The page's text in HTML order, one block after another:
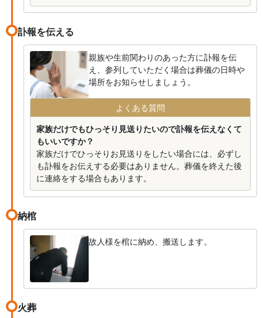
訃報を伝える
親族や生前関わりのあった方に訃報を伝
え、参列していただく場合は葬儀の日時や
場所をお知らせしましょう。
よくある質問
家族だけでもひっそり見送りたいので訃報を伝えなくて
もいいですか？
家族だけでひっそりお見送りをしたい場合には、必ずし
も訃報をお伝えする必要はありません。葬儀を終えた後
に連絡をする場合もあります。
納棺
故人様を棺に納め、搬送します。
火葬